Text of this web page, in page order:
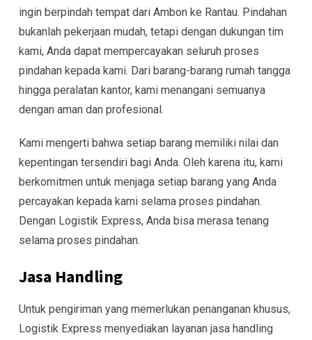
ingin berpindah tempat dari Ambon ke Rantau. Pindahan
bukanlah pekerjaan mudah, tetapi dengan dukungan tim
kami, Anda dapat mempercayakan seluruh proses
pindahan kepada kami. Dari barang-barang rumah tangga
hingga peralatan kantor, kami menangani semuanya
dengan aman dan profesional.
Kami mengerti bahwa setiap barang memiliki nilai dan
kepentingan tersendiri bagi Anda. Oleh karena itu, kami
berkomitmen untuk menjaga setiap barang yang Anda
percayakan kepada kami selama proses pindahan.
Dengan Logistik Express, Anda bisa merasa tenang
selama proses pindahan.
Jasa Handling
Untuk pengiriman yang memerlukan penanganan khusus,
Logistik Express menyediakan layanan jasa handling